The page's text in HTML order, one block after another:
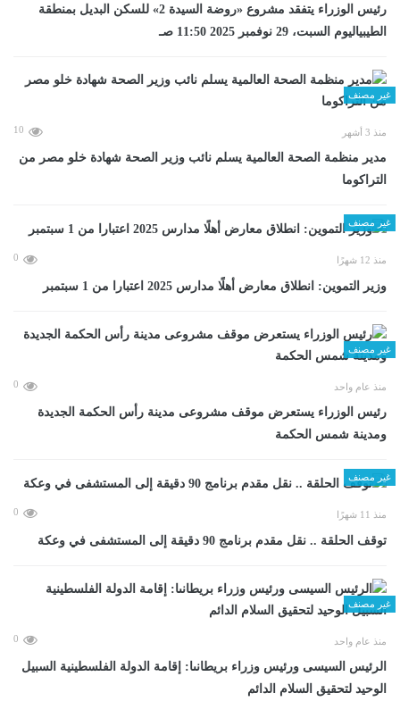
رئيس الوزراء يتفقد مشروع «روضة السيدة 2» للسكن البديل بمنطقة
الطيبياليوم السبت، 29 نوفمبر 2025 11:50 صـ
غير مصنف
منذ 3 أشهر 10
مدير منظمة الصحة العالمية يسلم نائب وزير الصحة شهادة خلو مصر من
التراكوما
غير مصنف
منذ 12 شهرًا 0
وزير التموين: انطلاق معارض أهلًا مدارس 2025 اعتبارا من 1 سبتمبر
غير مصنف
منذ عام واحد 0
رئيس الوزراء يستعرض موقف مشروعى مدينة رأس الحكمة الجديدة
ومدينة شمس الحكمة
غير مصنف
منذ 11 شهرًا 0
توقف الحلقة .. نقل مقدم برنامج 90 دقيقة إلى المستشفى في وعكة
غير مصنف
منذ عام واحد 0
الرئيس السيسى ورئيس وزراء بريطانىا: إقامة الدولة الفلسطينية السبيل
الوحيد لتحقيق السلام الدائم